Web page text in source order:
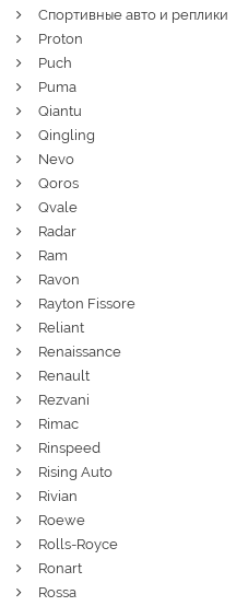
Спортивные авто и реплики
Proton
Puch
Puma
Qiantu
Qingling
Nevo
Qoros
Qvale
Radar
Ram
Ravon
Rayton Fissore
Reliant
Renaissance
Renault
Rezvani
Rimac
Rinspeed
Rising Auto
Rivian
Roewe
Rolls-Royce
Ronart
Rossa